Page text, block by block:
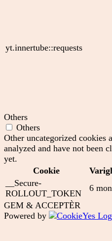
yt.innertube::requests
Others
Others
Other uncategorized cookies
analyzed and have not been
yet.
Cookie
__Secure-
ROLLOUT_TOKEN
6
GEM & ACCEPTÈR
Powered by